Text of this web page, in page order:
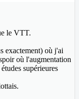
le VTT.
exactement) où j'ai
où l'augmentation
supérieures